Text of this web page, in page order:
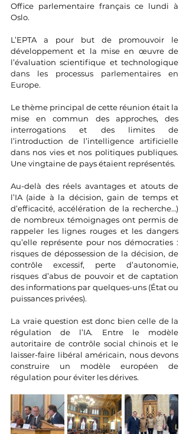
Office parlementaire français ce lundi à
Oslo.
L’EPTA a pour but de promouvoir le
développement et la mise en œuvre de
dans les processus parlementaires en
Europe.
Le thème principal de cette réunion était la
mise en commun des approches, des
interrogations et des limites de
l’introduction de l’intelligence artificielle
dans nos vies et nos politiques publiques.
Une vingtaine de pays étaient représentés.
Au-delà des réels avantages et atouts de
l’IA (aide à la décision, gain de temps et
d’efficacité, accélération de la recherche…)
de nombreux témoignages ont permis de
rappeler les lignes rouges et les dangers
qu’elle représente pour nos démocraties :
risques de dépossession de la décision, de
contrôle excessif, perte d’autonomie,
risques d’abus de pouvoir et de captation
des informations par quelques-uns (État ou
puissances privées).
La vraie question est donc bien celle de la
régulation de l’IA. Entre le modèle
autoritaire de contrôle social chinois et le
laisser-faire libéral américain, nous devons
construire un modèle européen de
régulation pour éviter les dérives.